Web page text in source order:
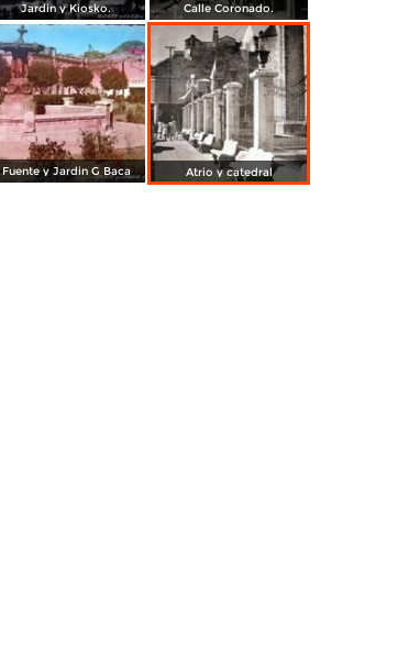
Jardin y Kiosko. Calle Coronado.
Fuente y Jardin G Baca Atrio y catedral